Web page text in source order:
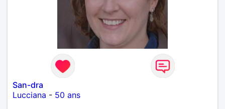
San-dra
Lucciana - 50 ans